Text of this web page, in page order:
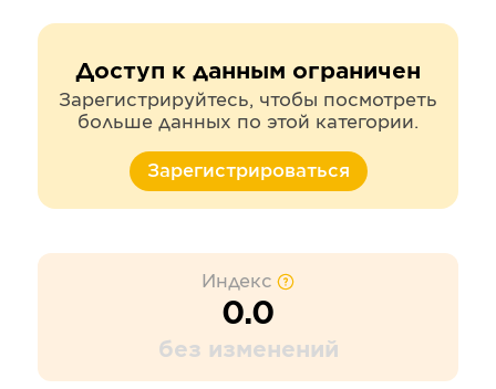
Доступ к данным ограничен
Зарегистрируйтесь, чтобы посмотреть
больше данных по этой категории.
Зарегистрироваться
Индекс
0.0
без изменений